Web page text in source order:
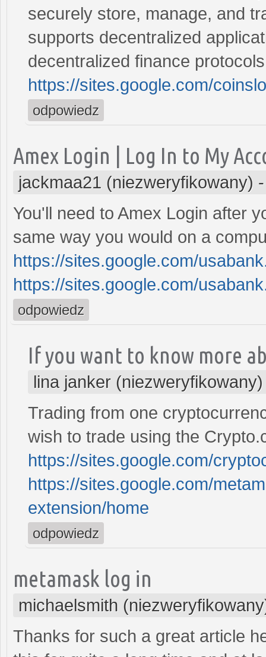
securely store, manage, and
supports decentralized
decentralized finance
https://sites.google.com/
odpowiedz
Amex Login | Log In to My
jackmaa21 (niezweryfikowany)
You'll need to Amex Login after
same way you would on a
https://sites.google.com/
https://sites.google.com/
odpowiedz
If you want to know more
lina janker (niezweryfikowany)
Trading from one
wish to trade using the
https://sites.google.com/
https://sites.google.com/
extension/home
odpowiedz
metamask log in
michaelsmith
Thanks for such a great article